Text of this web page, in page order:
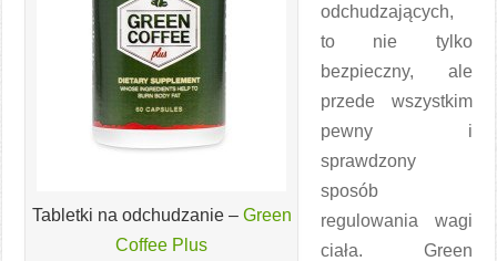
Tabletki na odchudzanie – Green
Coffee Plus
odchudzających,
to nie tylko
bezpieczny, ale
przede wszystkim
pewny i
sprawdzony
sposób
regulowania wagi
ciała. Green